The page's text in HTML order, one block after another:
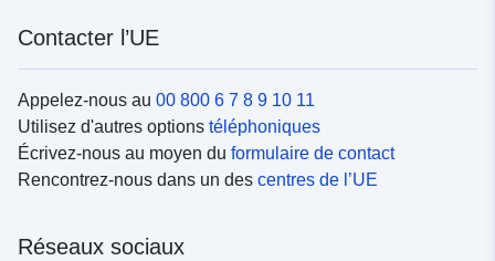
Contacter l’UE
Appelez-nous au 00 800 6 7 8 9 10 11
Utilisez d'autres options téléphoniques
Écrivez-nous au moyen du formulaire de contact
Rencontrez-nous dans un des centres de l’UE
Réseaux sociaux